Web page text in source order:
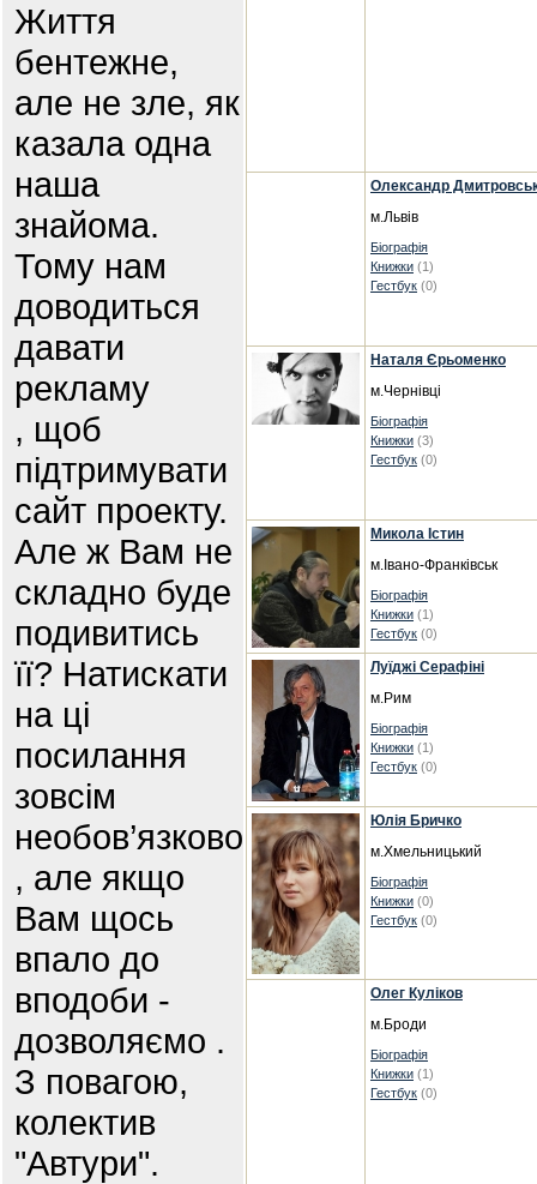
Життя
бентежне,
але не зле, як
казала одна
наша
знайома.
Тому нам
доводиться
давати
рекламу
, щоб
підтримувати
сайт проекту.
Але ж Вам не
складно буде
подивитись
її? Натискати
на ці
посилання
зовсім
необов’язково
, але якщо
Вам щось
впало до
вподоби -
дозволяємо .
З повагою,
колектив
"Автури".
Олександр
м.Львів
Біографія
Книжки (1)
Гестбук (0)
Наталя Єрьоменко
м.Чернівці
Біографія
Книжки (3)
Гестбук (0)
Микола Істин
м.Івано-Франківськ
Біографія
Книжки (1)
Гестбук (0)
Луїджі Серафіні
м.Рим
Біографія
Книжки (1)
Гестбук (0)
Юлія Бричко
м.Хмельницький
Біографія
Книжки (0)
Гестбук (0)
Олег Куліков
м.Броди
Біографія
Книжки (1)
Гестбук (0)